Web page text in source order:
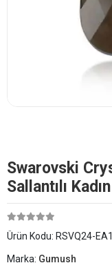
Swarovski
Sallantılı
Ürün Kodu: RSVQ24-
Marka: Gumush